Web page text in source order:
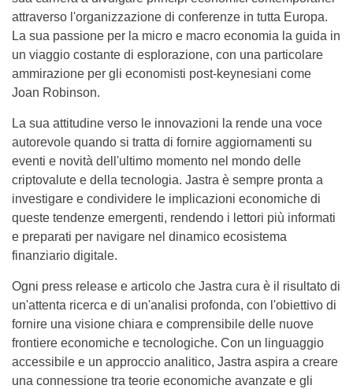
attraverso l'organizzazione di conferenze in tutta Europa.
La sua passione per la micro e macro economia la guida in
un viaggio costante di esplorazione, con una particolare
ammirazione per gli economisti post-keynesiani come
Joan Robinson.
La sua attitudine verso le innovazioni la rende una voce
autorevole quando si tratta di fornire aggiornamenti su
eventi e novità dell'ultimo momento nel mondo delle
criptovalute e della tecnologia. Jastra è sempre pronta a
investigare e condividere le implicazioni economiche di
queste tendenze emergenti, rendendo i lettori più informati
e preparati per navigare nel dinamico ecosistema
finanziario digitale.
Ogni press release e articolo che Jastra cura è il risultato di
un'attenta ricerca e di un'analisi profonda, con l'obiettivo di
fornire una visione chiara e comprensibile delle nuove
frontiere economiche e tecnologiche. Con un linguaggio
accessibile e un approccio analitico, Jastra aspira a creare
una connessione tra teorie economiche avanzate e gli